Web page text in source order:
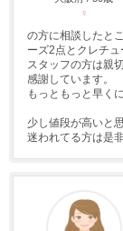
♀
の方に相談したと
ーズ2点とクレチュ
スタッフの方は親
感謝しています。
もっともっと早く
少し値段が高いと
迷われてる方は是